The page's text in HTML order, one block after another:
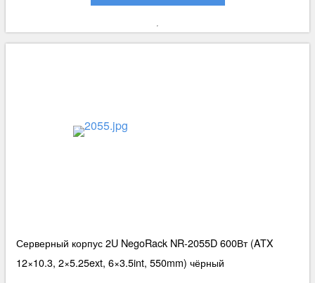
Серверный корпус 2U NegoRack NR-2055D 600Вт (ATX
12×10.3, 2×5.25ext, 6×3.5int, 550mm) чёрный